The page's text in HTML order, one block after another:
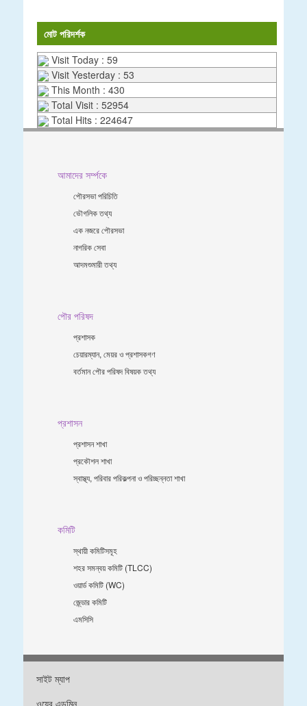
মোট পরিদর্শক
Visit Today : 59
Visit Yesterday : 53
This Month : 430
Total Visit : 52954
Total Hits : 224647
আমাদের সর্ম্পকে
পৌরসভা পরিচিতি
ভৌগলিক তথ্য
এক নজরে পৌরসভা
নাগরিক সেবা
আদমশুমারী তথ্য
পৌর পরিষদ
প্রশাসক
চেয়ারম্যান, মেয়র ও প্রশাসকগণ
বর্তমান পৌর পরিষদ বিষয়ক তথ্য
প্রশাসন
প্রশাসন শাখা
প্রকৌশল শাখা
স্বাস্থ্য, পরিবার পরিকল্পনা ও পরিচ্ছন্নতা শাখা
কমিটি
স্থায়ী কমিটিসমূহ
শহর সমন্বয় কমিটি (TLCC)
ওয়ার্ড কমিটি (WC)
জে্ন্ডার কমিটি
এমসিসি
সাইট ম্যাপ
ওয়েব এডমিন